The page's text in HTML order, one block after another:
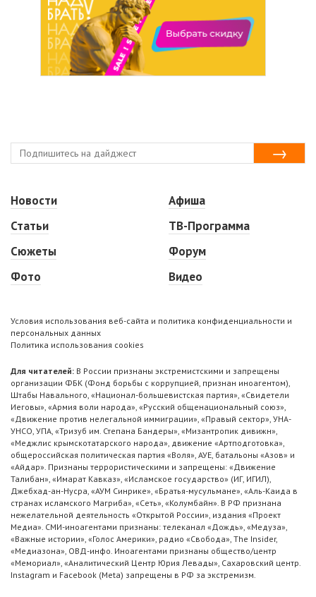
Новости
Статьи
Сюжеты
Фото
Афиша
ТВ-Программа
Форум
Видео
Условия использования веб-сайта и политика конфиденциальности и
персональных данных
Политика использования cookies
Для читателей: В России признаны экстремистскими и запрещены
организации ФБК (Фонд борьбы с коррупцией, признан иноагентом),
Штабы Навального, «Национал-большевистская партия», «Свидетели
Иеговы», «Армия воли народа», «Русский общенациональный союз»,
«Движение против нелегальной иммиграции», «Правый сектор», УНА-
УНСО, УПА, «Тризуб им. Степана Бандеры», «Мизантропик дивижн»,
«Меджлис крымскотатарского народа», движение «Артподготовка»,
общероссийская политическая партия «Воля», АУЕ, батальоны «Азов» и
«Айдар». Признаны террористическими и запрещены: «Движение
Талибан», «Имарат Кавказ», «Исламское государство» (ИГ, ИГИЛ),
Джебхад-ан-Нусра, «АУМ Синрике», «Братья-мусульмане», «Аль-Каида в
странах исламского Магриба», «Сеть», «Колумбайн». В РФ признана
нежелательной деятельность «Открытой России», издания «Проект
Медиа». СМИ-иноагентами признаны: телеканал «Дождь», «Медуза»,
«Важные истории», «Голос Америки», радио «Свобода», The Insider,
«Медиазона», ОВД-инфо. Иноагентами признаны общество/центр
«Мемориал», «Аналитический Центр Юрия Левады», Сахаровский центр.
Instagram и Facebook (Metа) запрещены в РФ за экстремизм.